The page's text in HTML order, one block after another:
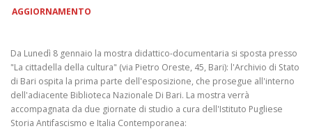
AGGIORNAMENTO
Da Lunedì 8 gennaio la mostra didattico-documentaria si sposta presso
"La cittadella della cultura" (via Pietro Oreste, 45, Bari): l'Archivio di Stato
di Bari ospita la prima parte dell'esposizione, che prosegue all'interno
dell'adiacente Biblioteca Nazionale Di Bari. La mostra verrà
accompagnata da due giornate di studio a cura dell'Istituto Pugliese
Storia Antifascismo e Italia Contemporanea: